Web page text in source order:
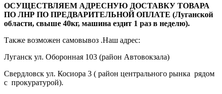
ОСУЩЕСТВЛЯЕМ АДРЕСНУЮ ДОСТАВКУ ТОВАРА
ПО ЛНР ПО ПРЕДВАРИТЕЛЬНОЙ ОПЛАТЕ (Луганской
области, свыше 40кг, машина ездит 1 раз в неделю).
Также возможен самовывоз .Наш адрес:
Луганск ул. Оборонная 103 (район Автовокзала)
Свердловск ул. Косиора 3 ( район центрального рынка рядом
с прокуратурой).